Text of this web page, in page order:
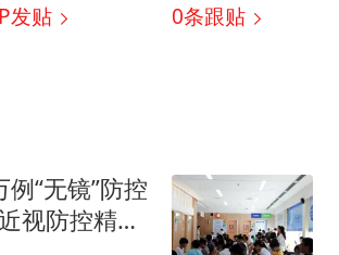
发贴 0条跟贴
“无镜”防控
视防控精准